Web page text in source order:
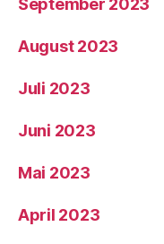
September 2023
August 2023
Juli 2023
Juni 2023
Mai 2023
April 2023